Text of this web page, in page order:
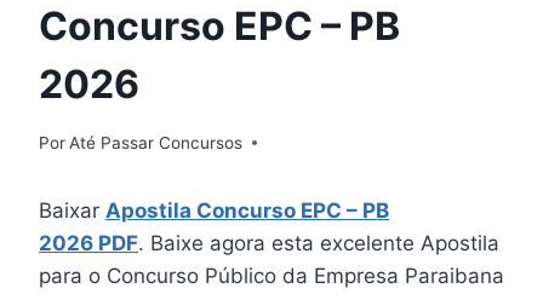
Concurso EPC – PB
2026
PorAté Passar Concursos
Baixar Apostila Concurso EPC – PB
2026 PDF. Baixe agora esta excelente Apostila
para o Concurso Público da Empresa Paraibana